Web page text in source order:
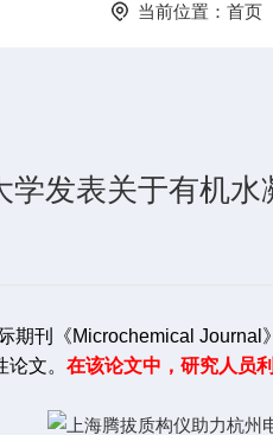
当前位置： 首页
发表关于有机水
期刊《Microchemical
论文。在该论文中，研究人员